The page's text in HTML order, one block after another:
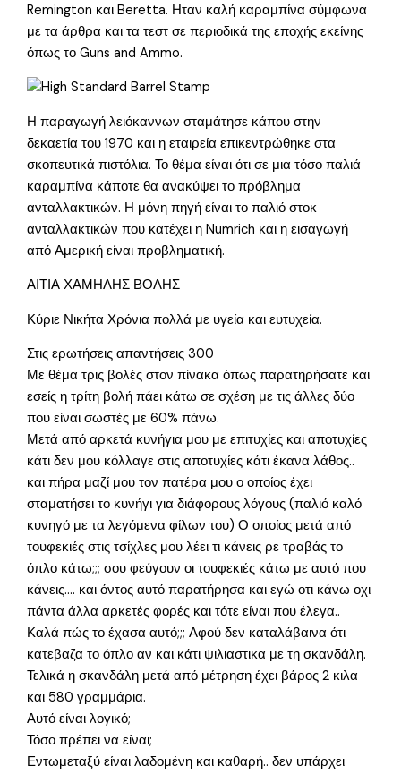
Remington και Beretta. Ηταν καλή καραμπίνα σύμφωνα
με τα άρθρα και τα τεστ σε περιοδικά της εποχής εκείνης
όπως το Guns and Ammo.
Η παραγωγή λειόκαννων σταμάτησε κάπου στην
δεκαετία του 1970 και η εταιρεία επικεντρώθηκε στα
σκοπευτικά πιστόλια. Το θέμα είναι ότι σε μια τόσο παλιά
καραμπίνα κάποτε θα ανακύψει το πρόβλημα
ανταλλακτικών. Η μόνη πηγή είναι το παλιό στοκ
ανταλλακτικών που κατέχει η Numrich και η εισαγωγή
από Αμερική είναι προβληματική.
ΑΙΤΙΑ ΧΑΜΗΛΗΣ ΒΟΛΗΣ
Κύριε Νικήτα Χρόνια πολλά με υγεία και ευτυχεία.
Στις ερωτήσεις απαντήσεις 300
Με θέμα τρις βολές στον πίνακα όπως παρατηρήσατε και
εσείς η τρίτη βολή πάει κάτω σε σχέση με τις άλλες δύο
που είναι σωστές με 60% πάνω.
Μετά από αρκετά κυνήγια μου με επιτυχίες και αποτυχίες
κάτι δεν μου κόλλαγε στις αποτυχίες κάτι έκανα λάθος..
και πήρα μαζί μου τον πατέρα μου ο οποίος έχει
σταματήσει το κυνήγι για διάφορους λόγους (παλιό καλό
κυνηγό με τα λεγόμενα φίλων του) Ο οποίος μετά από
τουφεκιές στις τσίχλες μου λέει τι κάνεις ρε τραβάς το
όπλο κάτω;;; σου φεύγουν οι τουφεκιές κάτω με αυτό που
κάνεις…. και όντος αυτό παρατήρησα και εγώ οτι κάνω οχι
πάντα άλλα αρκετές φορές και τότε είναι που έλεγα..
Καλά πώς το έχασα αυτό;;; Αφού δεν καταλάβαινα ότι
κατεβαζα το όπλο αν και κάτι ψιλιαστικα με τη σκανδάλη.
Τελικά η σκανδάλη μετά από μέτρηση έχει βάρος 2 κιλα
και 580 γραμμάρια.
Αυτό είναι λογικό;
Τόσο πρέπει να είναι;
Εντωμεταξύ είναι λαδομένη και καθαρή.. δεν υπάρχει